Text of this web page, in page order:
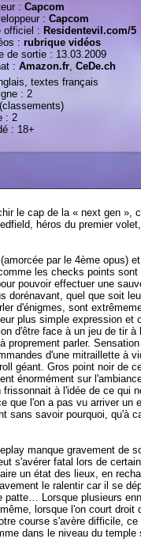
: Capcom
: Capcom
officiel : Residentevil.com/5
: rubrique vidéos
de sortie : 13.03.2009
: Amazon.fr, CeDe.ch
textes français
: 2
: 2
: 18+
le cap de la « next gen »,
héros du premier
par le 4ème opus)
les checks points
pouvoir effectuer une
dorénavant, quel que soit
d'énigmes, sont
plus simple expression et
d'être face à un jeu de tir à
proprement parler.
d'une mitraillette à
géant. Gros point noir de
énormément sur
à l'idée de ce qui
que l'on a pas vu arriver un
sans savoir pourquoi, qu'à
manque gravement de
s'avérer fatal lors de
un état des lieux, en
le ralentir car il se
patte… Lorsque plusieurs
lorsque l'on court droit
course s'avère difficile,
dans le niveau du temple